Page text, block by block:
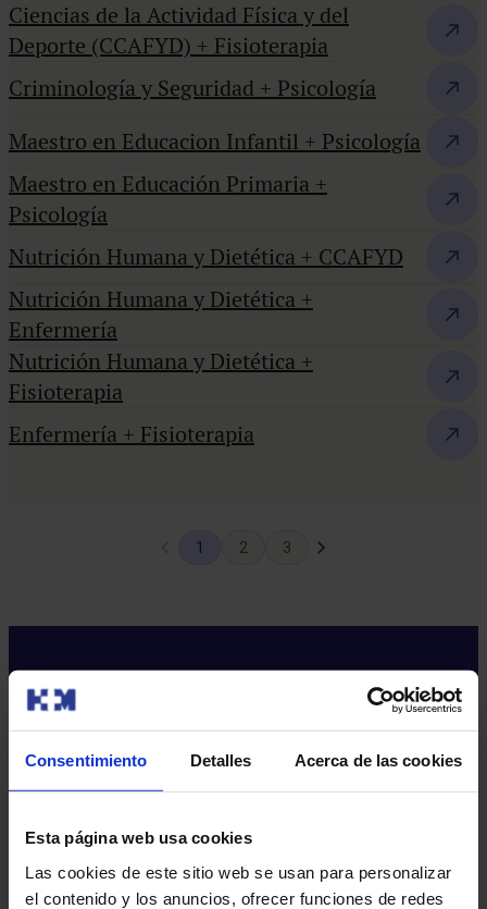
Consentimiento Detalles Acerca de las cookies
Esta página web usa cookies
Las cookies de este sitio web se usan para personalizar
el contenido y los anuncios, ofrecer funciones de redes
Ciencias de la Actividad Física y del
Deporte (CCAFYD) + Fisioterapia
Criminología y Seguridad + Psicología
Maestro en Educacion Infantil + Psicología
Maestro en Educación Primaria +
Psicología
Nutrición Humana y Dietética + CCAFYD
Nutrición Humana y Dietética +
Enfermería
Nutrición Humana y Dietética +
Fisioterapia
Enfermería + Fisioterapia
1 2 3
página
Sobre nosotros
Quiénes somos​